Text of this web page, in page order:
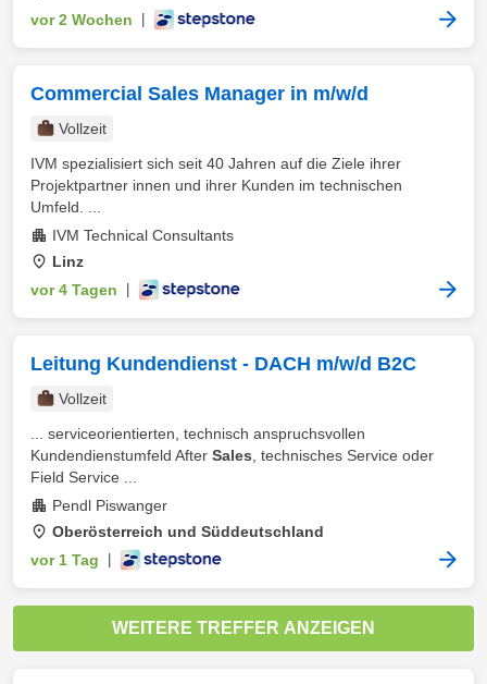
vor 2 Wochen
Commercial Sales Manager in m/w/d
Vollzeit
IVM spezialisiert sich seit 40 Jahren auf die Ziele ihrer
Projektpartner innen und ihrer Kunden im technischen
Umfeld. ...
IVM Technical Consultants
Linz
vor 4 Tagen
Leitung Kundendienst - DACH m/w/d B2C
Vollzeit
... serviceorientierten, technisch anspruchsvollen
Kundendienstumfeld After Sales , technisches Service oder
Field Service ...
Pendl Piswanger
Oberösterreich und Süddeutschland
vor 1 Tag
WEITERE TREFFER ANZEIGEN